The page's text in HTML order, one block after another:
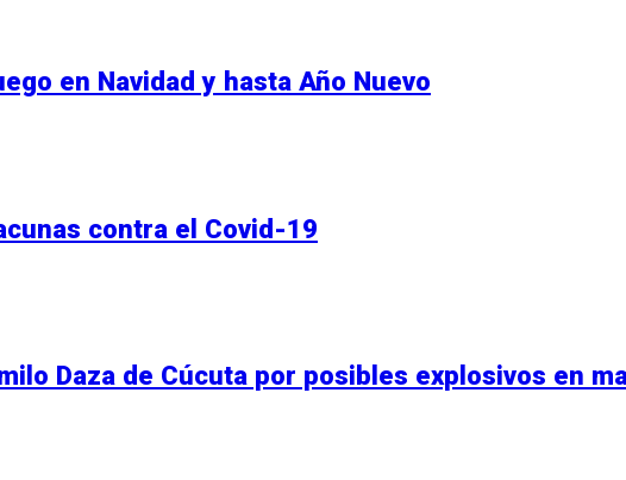
en Navidad y hasta Año Nuevo
contra el Covid-19
Daza de Cúcuta por posibles explosivos en